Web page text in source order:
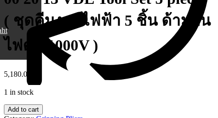
( ชุดคีมงานไฟฟ้า 5 ชิ้น ด้ามกัน
ไฟดูด 1000V )
5,180.00
1 in stock
Add to cart